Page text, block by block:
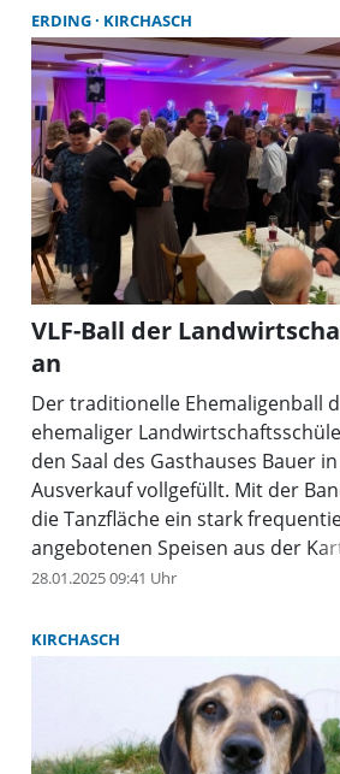
zugelassen sind. Anmeldung und
Aquarianer bei Franz Brandhofer
fischboerse@aquaterra-
08122/8929225, für die
Reinhard Huber, Tel.: 08122/
online.de.
ERDING KIRCHASCH
VLF-Ball der
an
Der traditionelle Ehemaligenball
ehemaliger
den Saal des Gasthauses Bauer
Ausverkauf vollgefüllt. Mit der
die Tanzfläche ein stark
angebotenen Speisen aus der
Bauer in Kirchasch folgte noch ein
Bäuerinnen und Landfrauen.
28.01.2025 09:41 Uhr
KIRCHASCH